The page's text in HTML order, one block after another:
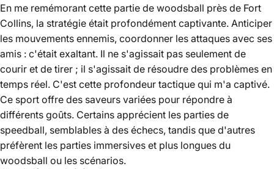
En me remémorant cette partie de woodsball près de Fort
Collins, la stratégie était profondément captivante. Anticiper
les mouvements ennemis, coordonner les attaques avec ses
amis : c'était exaltant. Il ne s'agissait pas seulement de
courir et de tirer ; il s'agissait de résoudre des problèmes en
temps réel. C'est cette profondeur tactique qui m'a captivé.
Ce sport offre des saveurs variées pour répondre à
différents goûts. Certains apprécient les parties de
speedball, semblables à des échecs, tandis que d'autres
préfèrent les parties immersives et plus longues du
woodsball ou les scénarios.